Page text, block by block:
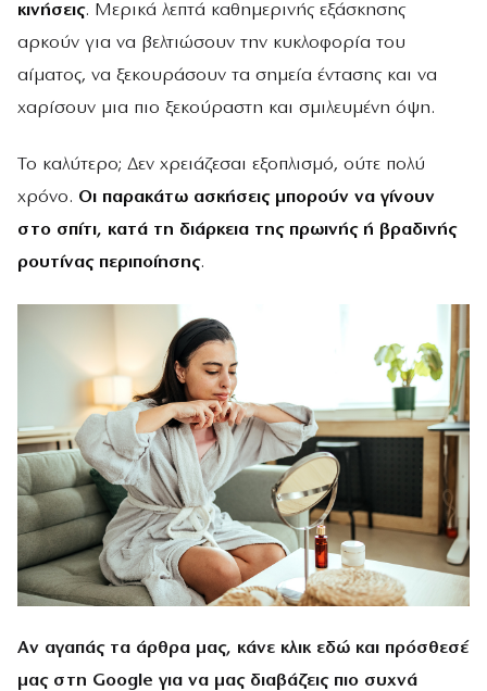
κινήσεις. Μερικά λεπτά καθημερινής εξάσκησης
αρκούν για να βελτιώσουν την κυκλοφορία του
αίματος, να ξεκουράσουν τα σημεία έντασης και να
χαρίσουν μια πιο ξεκούραστη και σμιλευμένη όψη.
Το καλύτερο; Δεν χρειάζεσαι εξοπλισμό, ούτε πολύ
χρόνο. Οι παρακάτω ασκήσεις μπορούν να γίνουν
στο σπίτι, κατά τη διάρκεια της πρωινής ή βραδινής
ρουτίνας περιποίησης.
Αν αγαπάς τα άρθρα μας, κάνε κλικ εδώ και πρόσθεσέ
μας στη Google για να μας διαβάζεις πιο συχνά